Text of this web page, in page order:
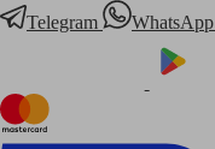
Telegram
WhatsApp